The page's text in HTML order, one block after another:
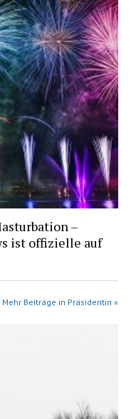
–
ist offizielle auf
Mehr Beiträge in Präsidentin »